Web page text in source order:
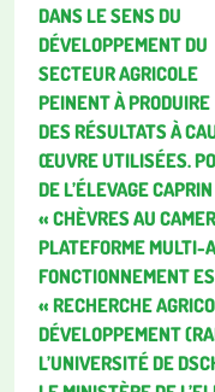
DANS LE SENS DU
DÉVELOPPEMENT DU
SECTEUR AGRICOLE
PEINENT À PRODUIRE
DES RÉSULTATS À
ŒUVRE UTILISÉES.
DE L’ÉLEVAGE
« CHÈVRES AU
PLATEFORME MULTI-
FONCTIONNEMENT
« RECHERCHE
DÉVELOPPEMENT
L’UNIVERSITÉ DE